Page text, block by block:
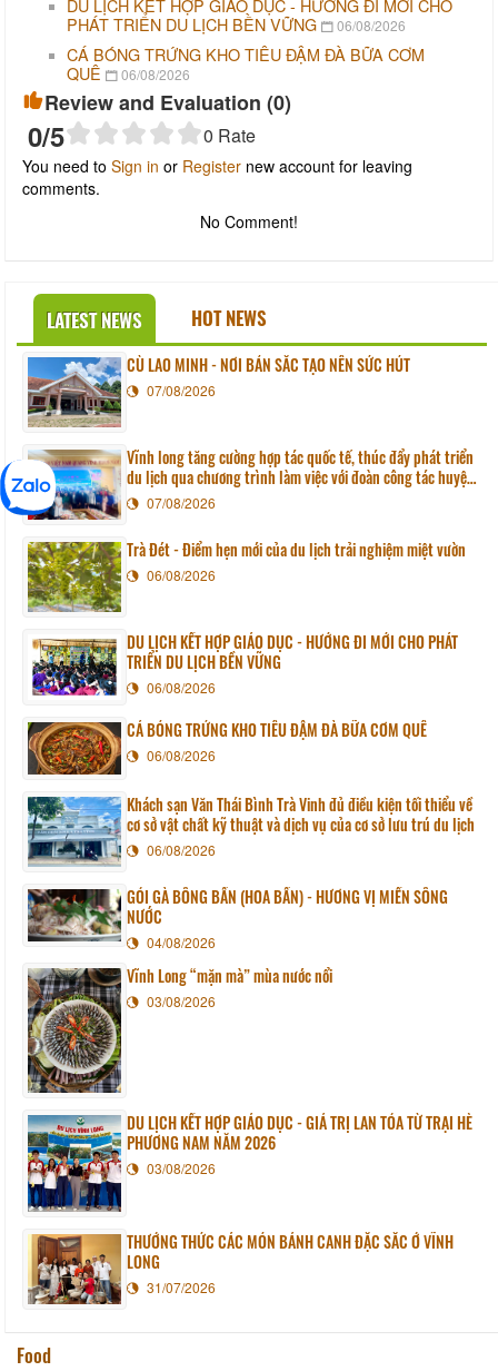
DU LỊCH KẾT HỢP GIÁO DỤC - HƯỚNG ĐI MỚI CHO
PHÁT TRIỂN DU LỊCH BỀN VỮNG
06/08/2026
CÁ BÓNG TRỨNG KHO TIÊU ĐẬM ĐÀ BỮA CƠM
QUÊ
06/08/2026
Review and Evaluation (0)
0/5 0 Rate
You need to Sign in or Register new account for leaving
comments.
No Comment!
LATEST NEWS HOT NEWS
CÙ LAO MINH - NƠI BẢN SẮC TẠO NÊN SỨC HÚT
07/08/2026
Vĩnh long tăng cường hợp tác quốc tế, thúc đẩy phát triển
du lịch qua chương trình làm việc với đoàn công tác huyện
Sunchang (Hàn quốc)
07/08/2026
Trà Đét - Điểm hẹn mới của du lịch trải nghiệm miệt vườn
06/08/2026
DU LỊCH KẾT HỢP GIÁO DỤC - HƯỚNG ĐI MỚI CHO PHÁT
TRIỂN DU LỊCH BỀN VỮNG
06/08/2026
CÁ BÓNG TRỨNG KHO TIÊU ĐẬM ĐÀ BỮA CƠM QUÊ
06/08/2026
Khách sạn Văn Thái Bình Trà Vinh đủ điều kiện tối thiểu về
cơ sở vật chất kỹ thuật và dịch vụ của cơ sở lưu trú du lịch
06/08/2026
GỎI GÀ BÔNG BẦN (HOA BẦN) - HƯƠNG VỊ MIỀN SÔNG
NƯỚC
04/08/2026
Vĩnh Long “mặn mà” mùa nước nổi
03/08/2026
DU LỊCH KẾT HỢP GIÁO DỤC - GIÁ TRỊ LAN TỎA TỪ TRẠI HÈ
PHƯƠNG NAM NĂM 2026
03/08/2026
THƯỞNG THỨC CÁC MÓN BÁNH CANH ĐẶC SẮC Ở VĨNH
LONG
31/07/2026
Food